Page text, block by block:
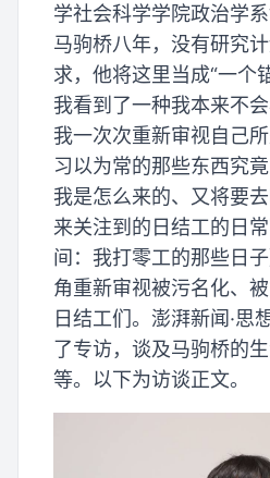
学社会科学学院政治学
马驹桥八年，没有研究
求，他将这里当成“一个
我看到了一种我本来不
我一次次重新审视自己
习以为常的那些东西究
我是怎么来的、又将要
来关注到的日结工的日
间：我打零工的那些日
角重新审视被污名化、
日结工们。澎湃新闻·思
了专访，谈及马驹桥的
等。以下为访谈正文。